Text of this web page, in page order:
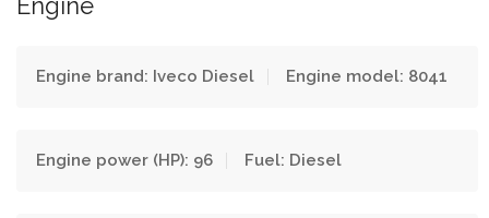
Engine brand: Iveco Diesel Engine model: 8041
Engine power (HP): 96 Fuel: Diesel